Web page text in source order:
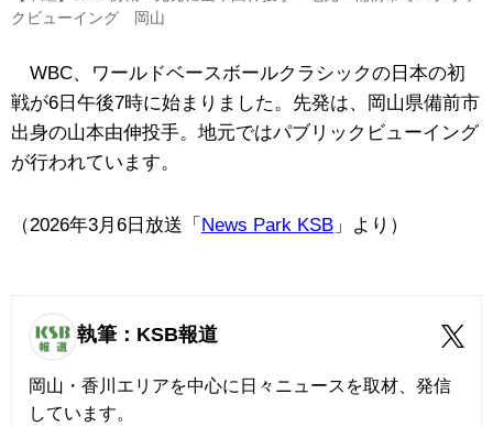
クビューイング 岡山
WBC、ワールドベースボールクラシックの日本の初
戦が6日午後7時に始まりました。先発は、岡山県備前市
出身の山本由伸投手。地元ではパブリックビューイング
が行われています。
（2026年3月6日放送「 News Park KSB 」より）
執筆：KSB報道
岡山・香川エリアを中心に日々ニュースを取材、発信
しています。